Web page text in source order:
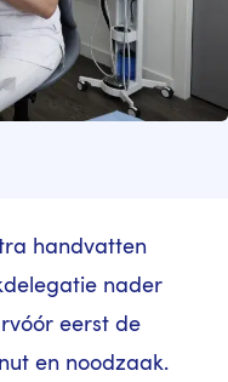
handvatten
nader
eerst de
en noodzaak.